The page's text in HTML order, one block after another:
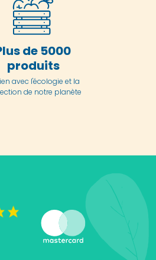
de 5000
produits
avec l'écologie et la
de notre planète